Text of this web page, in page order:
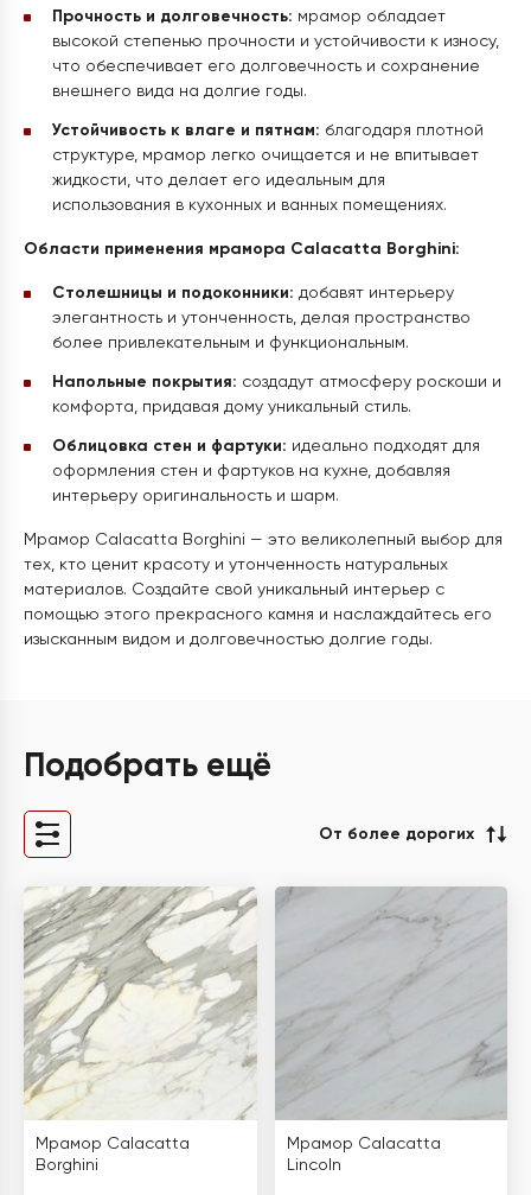
Прочность и долговечность: мрамор обладает
высокой степенью прочности и устойчивости к износу,
что обеспечивает его долговечность и сохранение
внешнего вида на долгие годы.
Устойчивость к влаге и пятнам: благодаря плотной
структуре, мрамор легко очищается и не впитывает
жидкости, что делает его идеальным для
использования в кухонных и ванных помещениях.
Области применения мрамора Calacatta Borghini:
Столешницы и подоконники: добавят интерьеру
элегантность и утонченность, делая пространство
более привлекательным и функциональным.
Напольные покрытия: создадут атмосферу роскоши и
комфорта, придавая дому уникальный стиль.
Облицовка стен и фартуки: идеально подходят для
оформления стен и фартуков на кухне, добавляя
интерьеру оригинальность и шарм.
Мрамор Calacatta Borghini — это великолепный выбор для
тех, кто ценит красоту и утонченность натуральных
материалов. Создайте свой уникальный интерьер с
помощью этого прекрасного камня и наслаждайтесь его
изысканным видом и долговечностью долгие годы.
Подобрать ещё
От более дорогих
Мрамор Calacatta
Borghini
Мрамор Calacatta
Lincoln